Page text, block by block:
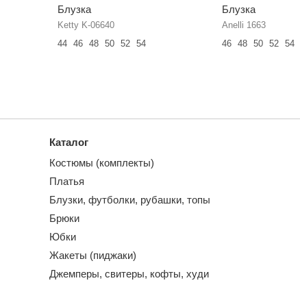
Блузка
Ketty K-06640
44
46 48 50 52 54
Блузка
Anelli 1663
46
48 50 52 54
Каталог
Костюмы (комплекты)
Платья
Блузки, футболки, рубашки, топы
Брюки
Юбки
Жакеты (пиджаки)
Джемперы, свитеры, кофты, худи